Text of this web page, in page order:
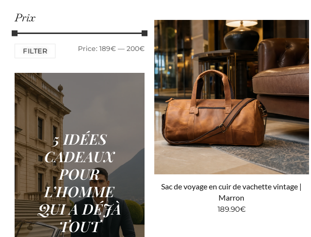
Prix
FILTER Price: 189€— 200€
5 IDÉES
CADEAUX
POUR
L’HOMME
QUI A DÉJÀ
TOUT
Sac de voyage en cuir de vachette vintage |
Marron
189.90€